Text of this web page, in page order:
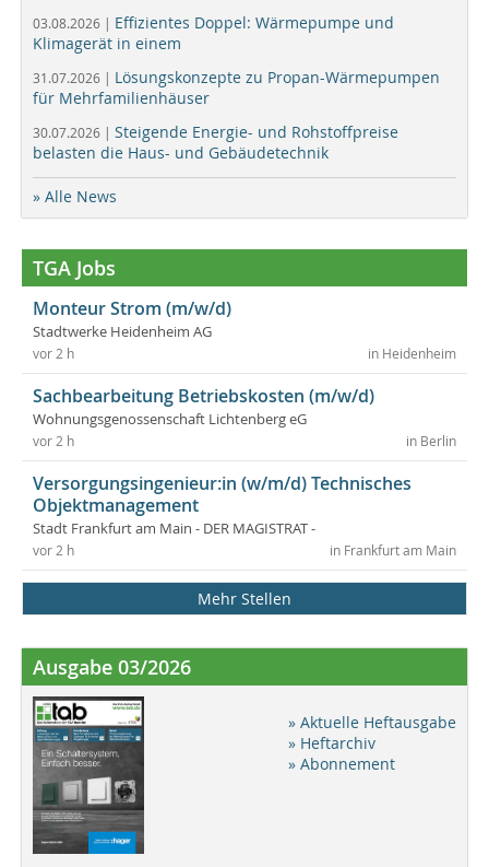
03.08.2026 | Effizientes Doppel: Wärmepumpe und
Klimagerät in einem
31.07.2026 | Lösungskonzepte zu Propan-Wärmepumpen
für Mehrfamilienhäuser
30.07.2026 | Steigende Energie- und Rohstoffpreise
belasten die Haus- und Gebäudetechnik
» Alle News
TGA Jobs
Monteur Strom (m/w/d)
Stadtwerke Heidenheim AG
in Heidenheim
vor 2 h
Sachbearbeitung Betriebskosten (m/w/d)
Wohnungsgenossenschaft Lichtenberg eG
in Berlin
vor 2 h
Versorgungsingenieur:in (w/m/d) Technisches
Objektmanagement
Stadt Frankfurt am Main - DER MAGISTRAT -
in Frankfurt am Main
vor 2 h
Mehr Stellen
Ausgabe 03/2026
» Aktuelle Heftausgabe
» Heftarchiv
» Abonnement